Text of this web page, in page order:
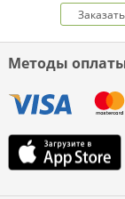
Заказать
Методы